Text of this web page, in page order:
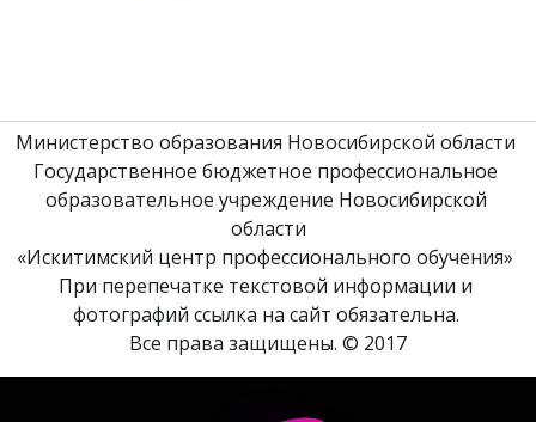
Министерство образования Новосибирской области
Государственное бюджетное профессиональное
образовательное учреждение Новосибирской
области
«Искитимский центр профессионального обучения»
При перепечатке текстовой информации и
фотографий ссылка на сайт обязательна.
Все права защищены. © 2017